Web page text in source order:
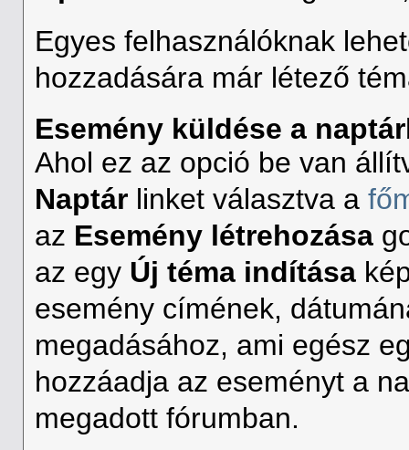
Egyes felhasználóknak
hozzadására már létező
Esemény küldése a
Ahol ez az opció be van
Naptár linket választva a
az Esemény létrehozása
az egy Új téma indítása
esemény címének,
megadásához, ami egész
hozzáadja az eseményt a
megadott fórumban.